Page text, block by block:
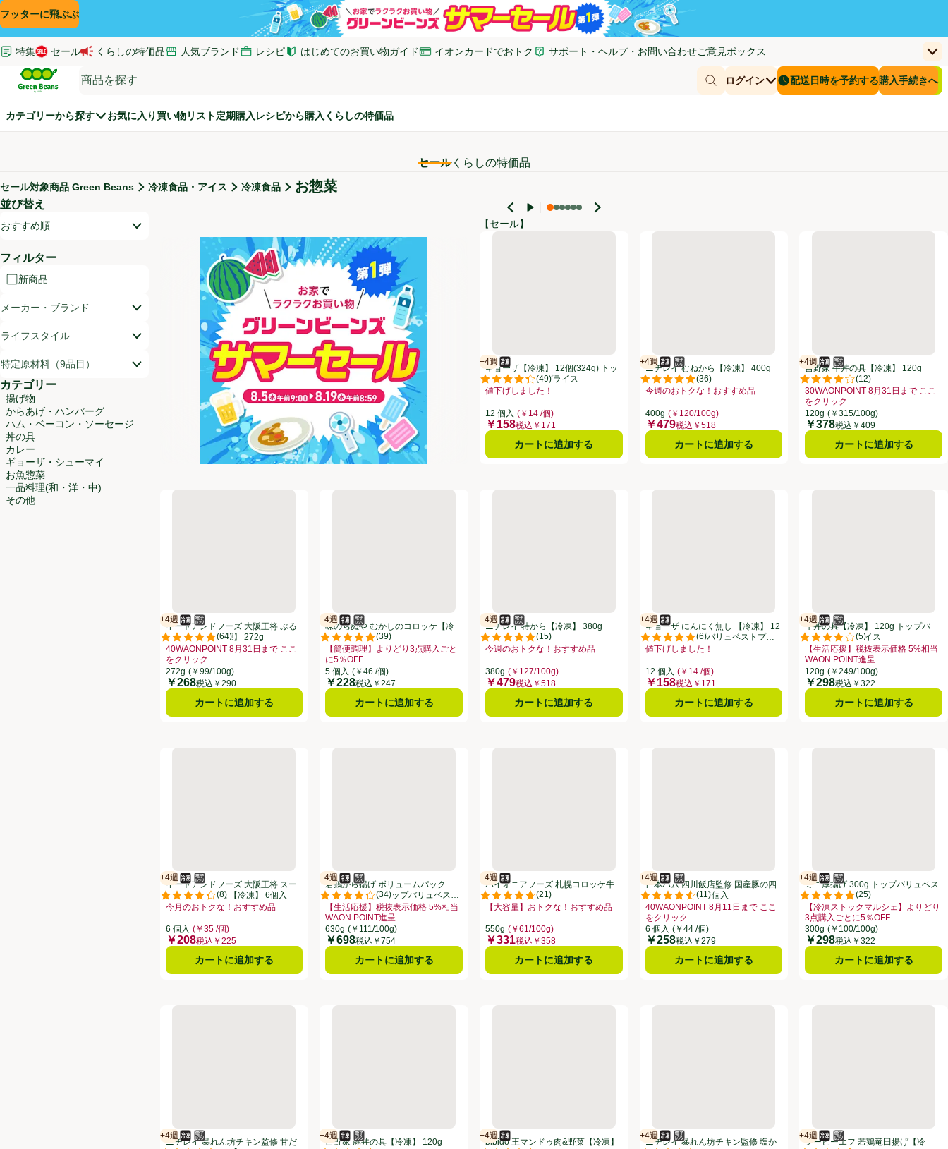
コンテンツに飛ぶ
検索に飛ぶ
フッターに飛ぶ
特集 セール くらしの特価品 人気ブランド レシピ はじめてのお買い物ガイド
(新しいウィンドウで開く)
イオンカードでおトク
(新しいウィンドウで開く)
サポート・ヘルプ・お問い合わせ
(新しいウィンドウで開く)
ご意見ボックス
(新しいウィンドウで開く)
上
Green Beans
商品を探す
ログイン
配送日時を予約する
配送日時を予約する購入手続きへ
お客さまのカ
￥0
カテゴリーから探す お気に入り 買い物リスト定期購入 レシピから購入 くらしの特価品
セールくらしの特価品
セール対象商品
セール対象商品 Green Beans 冷凍食品・アイス 冷凍食品 お惣菜
並び替え
開いて並び替えオプションのリストを見る
おすすめ順
フィルター
新商品
メーカー・ブランド
ライフスタイル
特定原材料（9品目）
カテゴリー
揚げ物
からあげ・ハンバーグ
ハム・ベーコン・ソーセージ
丼の具
カレー
ギョーザ・シューマイ
お魚惣菜
一品料理(和・洋・中)
その他
【セール】
ギョーザ【冷凍】 12個(324g) トップバリュベストプライス
+4週
賞味・消費期限保証：4週間
冷凍食品
(49)
評価は49件のレビューで5点中4.4点。
ギョーザ【冷凍】 12個(324g) トッ
プバリュベストプライス
値下げしました！
お買い得品名：値下げしました！、、クリックしてこのオファーのある全商品リストを表示
12 個入 (￥14 /個)
価格
￥158税込￥171
カートに追加する
ニチレイ むねから【冷凍】 400g
+4週
賞味・消費期限保証：4週間
冷凍食品
電子レンジ使用可
(36)
評価は36件のレビューで5点中4.9点。
ニチレイ むねから【冷凍】 400g
今週のおトクな！おすすめ品
お買い得品名：今週のおトクな！おすすめ品、、クリックしてこのオファーの
400g (￥120/100g)
価格
￥479税込￥518
カートに追加する
吉野家 牛丼の具【冷凍】
+4週
賞味・消費期限保証：4週間
冷凍食品
電子レンジ使用可
(12)
評価は12件のレビューで5点中
吉野家 牛丼の具【冷凍】 120g
30WAONPOINT 8月31日まで ここ
をクリック
お買い得品名：30WAONPOINT 8月
120g (￥315/100g)
価格
￥378税込￥409
カートに追加する
イートアンドフーズ 大阪王将 ぷるもち水餃子【冷凍】 272g
+4週
賞味・消費期限保証：4週間
冷凍食品
電子レンジ使用可
(64)
評価は64件のレビューで5点中4.8点。
イートアンドフーズ 大阪王将 ぷる
もち水餃子【冷凍】 272g
40WAONPOINT 8月31日まで ここ
をクリック
お買い得品名：40WAONPOINT 8月31日まで ここをクリック、、クリックしてこのオファーのある全商品リストを表示
272g (￥99/100g)
価格
￥268税込￥290
カートに追加する
味のちぬや むかしのコロッケ【冷凍】 5個入
+4週
賞味・消費期限保証：4週間
冷凍食品
電子レンジ使用可
(39)
評価は39件のレビューで5点中4.9点。
味のちぬや むかしのコロッケ【冷
凍】 5個入
【簡便調理】よりどり3点購入ごと
に5％OFF
お買い得品名：【簡便調理】よりどり3点購入ごとに5％OFF、、クリックしてこのオファーのある全商品リストを表示
5 個入 (￥46 /個)
価格
￥228税込￥247
カートに追加する
ニチレイ 特から【冷凍】 380g
+4週
賞味・消費期限保証：4週間
冷凍食品
電子レンジ使用可
(15)
評価は15件のレビューで5点中4.8点。
ニチレイ 特から【冷凍】 380g
今週のおトクな！おすすめ品
お買い得品名：今週のおトクな！おすすめ品、、クリックしてこのオファーのある全商品リストを表示
380g (￥127/100g)
価格
￥479税込￥518
カートに追加する
ギョーザ にんにく無し 【冷凍】 12個(324g) トップバリュベスト
+4週
賞味・消費期限保証：4週間
冷凍食品
(6)
評価は6件のレビューで5点中5.0点。
ギョーザ にんにく無し 【冷凍】 12
個(324g) トップバリュベストプラ
イス
値下げしました！
お買い得品名：値下げしました！、、クリックしてこのオファーのある全商品
12 個入 (￥14 /個)
価格
￥158税込￥171
カートに追加する
牛丼の具【冷凍】 120g トッ
+4週
賞味・消費期限保証：4週間
冷凍食品
電子レンジ使用可
(5)
評価は5件のレビューで5点中4.2
牛丼の具【冷凍】 120g トップバ
リュベストプライス
【生活応援】税抜表示価格 5%相当
WAON POINT進呈
お買い得品名：【生活応援】税抜表
120g (￥249/100g)
価格
￥298税込￥322
カートに追加する
イートアンドフーズ 大阪王将 スープ溢れる 小籠包 【冷凍】 6個入
+4週
賞味・消費期限保証：4週間
冷凍食品
電子レンジ使用可
(8)
評価は8件のレビューで5点中4.4点。
イートアンドフーズ 大阪王将 スー
プ溢れる 小籠包 【冷凍】 6個入
今月のおトクな！おすすめ品
お買い得品名：今月のおトクな！おすすめ品、、クリックしてこのオファーのある全商品リストを表示
6 個入 (￥35 /個)
価格
￥208税込￥225
カートに追加する
若鶏から揚げ ボリュームパック【冷凍】 630g トップバリュベストプライス
+4週
賞味・消費期限保証：4週間
冷凍食品
電子レンジ使用可
(34)
評価は34件のレビューで5点中4.3点。
若鶏から揚げ ボリュームパック
【冷凍】 630g トップバリュベスト
プライス
【生活応援】税抜表示価格 5%相当
WAON POINT進呈
お買い得品名：【生活応援】税抜表示価格 5%相当WAON POINT進呈、、クリックしてこのオファーのある全商品リストを表示
630g (￥111/100g)
価格
￥698税込￥754
カートに追加する
パイオニアフーズ 札幌コロッケ牛肉【冷凍】 550g
+4週
賞味・消費期限保証：4週間
冷凍食品
(21)
評価は21件のレビューで5点中4.7点。
パイオニアフーズ 札幌コロッケ牛
肉【冷凍】 550g
【大容量】おトクな！おすすめ品
お買い得品名：【大容量】おトクな！おすすめ品、、クリックしてこのオファーのある全商品リストを表示
550g (￥61/100g)
価格
￥331税込￥358
カートに追加する
日本ハム 四川飯店監修 国産豚の四川焼売【冷凍】 6個入
+4週
賞味・消費期限保証：4週間
冷凍食品
電子レンジ使用可
(11)
評価は11件のレビューで5点中4.6点。
日本ハム 四川飯店監修 国産豚の四
川焼売【冷凍】 6個入
40WAONPOINT 8月11日まで ここ
をクリック
お買い得品名：40WAONPOINT 8月11日まで ここをクリック、、クリックし
6 個入 (￥44 /個)
価格
￥258税込￥279
カートに追加する
ミニ厚揚げ 300g トップバリ
+4週
賞味・消費期限保証：4週間
冷凍食品
電子レンジ使用可
(25)
評価は25件のレビューで5点中
ミニ厚揚げ 300g トップバリュベス
トプライス
【冷凍ストックマルシェ】よりどり
3点購入ごとに5％OFF
お買い得品名：【冷凍ストックマル
300g (￥100/100g)
価格
￥298税込￥322
カートに追加する
ニチレイ 暴れん坊チキン監修 甘だれから揚げ【冷凍】 300g
+4週
賞味・消費期限保証：4週間
冷凍食品
電子レンジ使用可
ニチレイ 暴れん坊チキン監修 甘だ
吉野家 豚丼の具【冷凍】 120g
+4週
賞味・消費期限保証：4週間
冷凍食品
電子レンジ使用可
吉野家 豚丼の具【冷凍】 120g
bibigo 王マンドゥ肉&野菜【冷凍】 1kg
+4週
賞味・消費期限保証：4週間
冷凍食品
bibigo 王マンドゥ肉&野菜【冷凍】
ニチレイ 暴れん坊チキン監修 塩から揚げ【冷凍】 300g
+4週
賞味・消費期限保証：4週間
冷凍食品
電子レンジ使用可
ニチレイ 暴れん坊チキン監修 塩か
シーピーエフ 若鶏竜田揚げ【
+4週
賞味・消費期限保証：4週間
冷凍食品
電子レンジ使用可
シーピーエフ 若鶏竜田揚げ【冷